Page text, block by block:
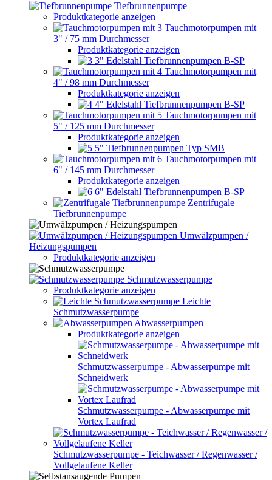
Tiefbrunnenpumpe
Produktkategorie anzeigen
Tauchmotorpumpen mit
3" / 75 mm Durchmesser
Produktkategorie anzeigen
3" Edelstahl Tiefbrunnenpumpen B-SP
Tauchmotorpumpen mit
4" / 98 mm Durchmesser
Produktkategorie anzeigen
4" Edelstahl Tiefbrunnenpumpen B-SP
Tauchmotorpumpen mit
5" / 125 mm Durchmesser
Produktkategorie anzeigen
5" Tiefbrunnenpumpen Typ SMB
Tauchmotorpumpen mit
6" / 145 mm Durchmesser
Produktkategorie anzeigen
6" Edelstahl Tiefbrunnenpumpen B-SP
Zentrifugale
Tiefbrunnenpumpe
Umwälzpumpen /
Heizungspumpen
Produktkategorie anzeigen
Schmutzwasserpumpe
Produktkategorie anzeigen
Leichte
Schmutzwasserpumpe
Abwasserpumpen
Produktkategorie anzeigen
Schmutzwasserpumpe - Abwasserpumpe mit
Schneidwerk
Schmutzwasserpumpe - Abwasserpumpe mit
Vortex Laufrad
Schmutzwasserpumpe - Teichwasser / Regenwasser /
Vollgelaufene Keller